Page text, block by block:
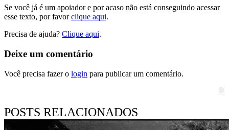
Se você já é um apoiador e por acaso não está conseguindo acessar
esse texto, por favorclique aqui.
Precisa de ajuda? Clique aqui.
Deixe um comentário
Você precisa fazer o login para publicar um comentário.
POSTS RELACIONADOS